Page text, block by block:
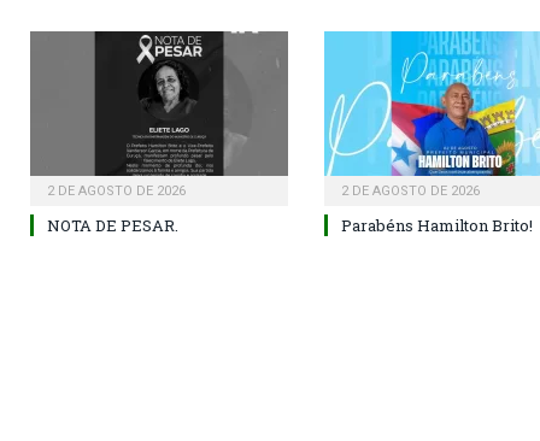
2 DE AGOSTO DE 2026
NOTA DE PESAR.
2 DE AGOSTO DE 2026
Parabéns Hamilton Brito!